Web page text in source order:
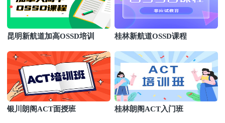
昆明新航道加高OSSD培训 桂林新航道OSSD课程
银川朗阁ACT面授班 桂林朗阁ACT入门班